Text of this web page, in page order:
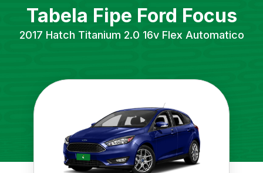
Tabela Fipe Ford Focus
2017 Hatch Titanium 2.0 16v Flex Automatico